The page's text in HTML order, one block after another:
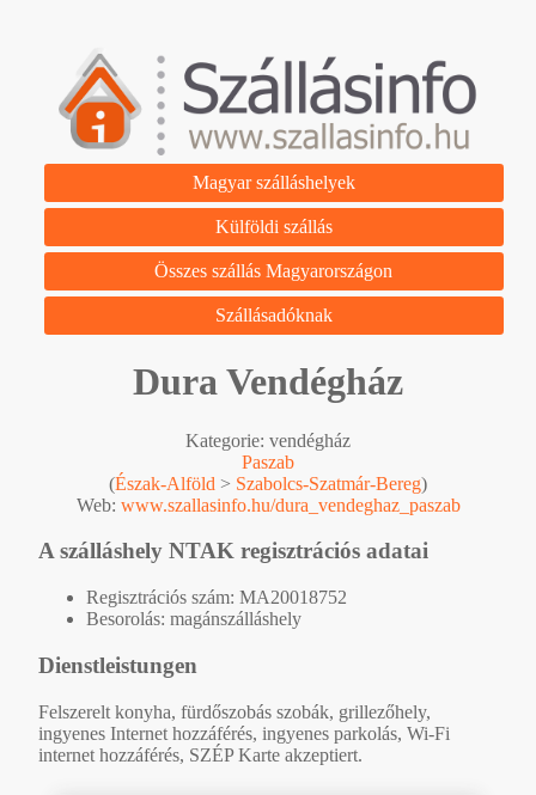
Magyar szálláshelyek
Külföldi szállás
Összes szállás Magyarországon
Szállásadóknak
Dura Vendégház
Kategorie: vendégház
Paszab
(Észak-Alföld > Szabolcs-Szatmár-Bereg)
Web: www.szallasinfo.hu/dura_vendeghaz_paszab
A szálláshely NTAK regisztrációs adatai
Regisztrációs szám: MA20018752
Besorolás: magánszálláshely
Dienstleistungen
Felszerelt konyha, fürdőszobás szobák, grillezőhely,
ingyenes Internet hozzáférés, ingyenes parkolás, Wi-Fi
internet hozzáférés, SZÉP Karte akzeptiert.